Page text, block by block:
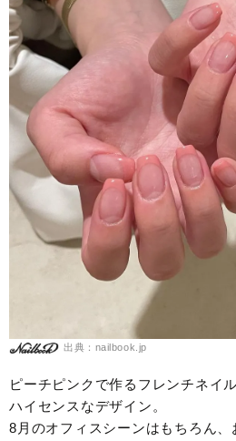
出典：nailbook.jp
ピーチピンクで作るフレンチネイ
ハイセンスなデザイン。
8月のオフィスシーンはもちろん